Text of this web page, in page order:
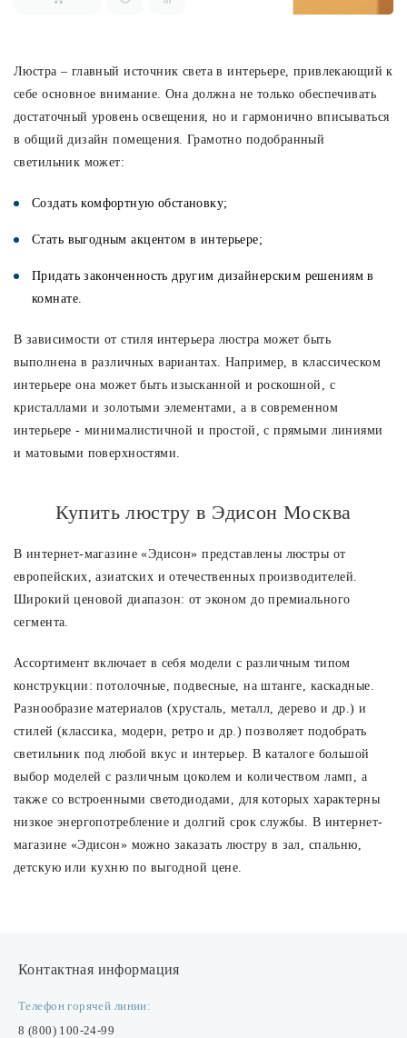
Люстра – главный источник света в интерьере, привлекающий к
себе основное внимание. Она должна не только обеспечивать
достаточный уровень освещения, но и гармонично вписываться
в общий дизайн помещения. Грамотно подобранный
светильник может:
Создать комфортную обстановку;
Стать выгодным акцентом в интерьере;
Придать законченность другим дизайнерским решениям в
комнате.
В зависимости от стиля интерьера люстра может быть
выполнена в различных вариантах. Например, в классическом
интерьере она может быть изысканной и роскошной, с
кристаллами и золотыми элементами, а в современном
интерьере - минималистичной и простой, с прямыми линиями
и матовыми поверхностями.
Купить люстру в Эдисон Москва
В интернет-магазине «Эдисон» представлены люстры от
европейских, азиатских и отечественных производителей.
Широкий ценовой диапазон: от эконом до премиального
сегмента.
Ассортимент включает в себя модели с различным типом
конструкции: потолочные, подвесные, на штанге, каскадные.
Разнообразие материалов (хрусталь, металл, дерево и др.) и
стилей (классика, модерн, ретро и др.) позволяет подобрать
светильник под любой вкус и интерьер. В каталоге большой
выбор моделей с различным цоколем и количеством ламп, а
также со встроенными светодиодами, для которых характерны
низкое энергопотребление и долгий срок службы. В интернет-
магазине «Эдисон» можно заказать люстру в зал, спальню,
детскую или кухню по выгодной цене.
Контактная информация
Телефон горячей линии:
8 (800) 100-24-99